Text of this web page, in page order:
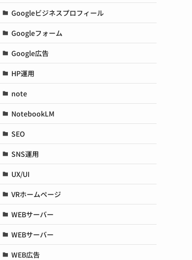
Googleビジネスプロフィール
Googleフォーム
Google広告
HP運用
note
NotebookLM
SEO
SNS運用
UX/UI
VRホームページ
WEBサーバー
WEBサーバー
WEB広告